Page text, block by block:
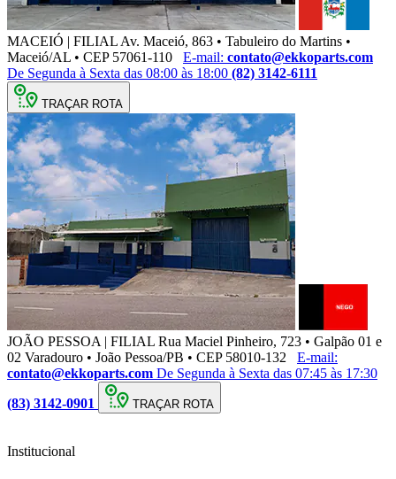
MACEIÓ | FILIAL Av. Maceió, 863 • Tabuleiro do Martins •
Maceió/AL • CEP 57061-110
E-mail: contato@ekkoparts.com
De Segunda à Sexta das 08:00 às 18:00 (82) 3142-6111
TRAÇAR ROTA
JOÃO PESSOA | FILIAL Rua Maciel Pinheiro, 723 • Galpão 01 e
02 Varadouro • João Pessoa/PB • CEP 58010-132
E-mail:
contato@ekkoparts.com De Segunda à Sexta das 07:45 às 17:30
(83) 3142-0901
TRAÇAR ROTA
Institucional